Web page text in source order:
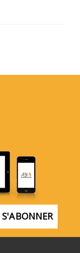
S'ABONNER